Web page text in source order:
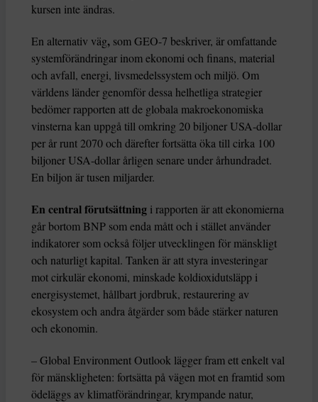
kursen inte ändras.
En alternativ väg, som GEO-7 beskriver, är omfattande
systemförändringar inom ekonomi och finans, material
och avfall, energi, livsmedelssystem och miljö. Om
världens länder genomför dessa helhetliga strategier
bedömer rapporten att de globala makroekonomiska
vinsterna kan uppgå till omkring 20 biljoner USA-dollar
per år runt 2070 och därefter fortsätta öka till cirka 100
biljoner USA-dollar årligen senare under århundradet.
En biljon är tusen miljarder.
En central förutsättning i rapporten är att ekonomierna
går bortom BNP som enda mått och i stället använder
indikatorer som också följer utvecklingen för mänskligt
och naturligt kapital. Tanken är att styra investeringar
mot cirkulär ekonomi, minskade koldioxidutsläpp i
energisystemet, hållbart jordbruk, restaurering av
ekosystem och andra åtgärder som både stärker naturen
och ekonomin.
– Global Environment Outlook lägger fram ett enkelt val
för mänskligheten: fortsätta på vägen mot en framtid som
ödeläggs av klimatförändringar, krympande natur,